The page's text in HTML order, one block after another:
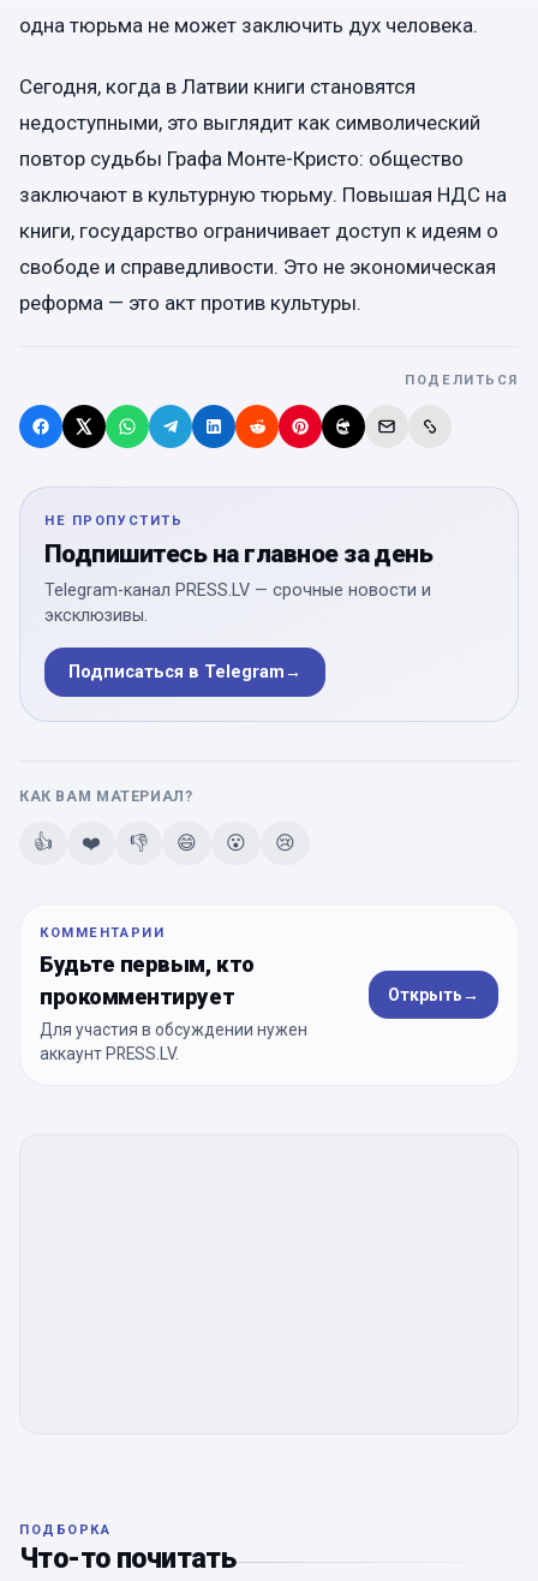
одна тюрьма не может заключить дух человека.
Сегодня, когда в Латвии книги становятся
недоступными, это выглядит как символический
повтор судьбы Графа Монте-Кристо: общество
заключают в культурную тюрьму. Повышая НДС на
книги, государство ограничивает доступ к идеям о
свободе и справедливости. Это не экономическая
реформа — это акт против культуры.
ПОДЕЛИТЬСЯ
НЕ ПРОПУСТИТЬ
Подпишитесь на главное за день
Telegram-канал PRESS.LV — срочные новости и
эксклюзивы.
Подписаться в Telegram→
КАК ВАМ МАТЕРИАЛ?
👍 ❤️ 👎 😄 😮 😢
КОММЕНТАРИИ
Будьте первым, кто
прокомментирует
Для участия в обсуждении нужен
аккаунт PRESS.LV.
Открыть→
ПОДБОРКА
Что-то почитать